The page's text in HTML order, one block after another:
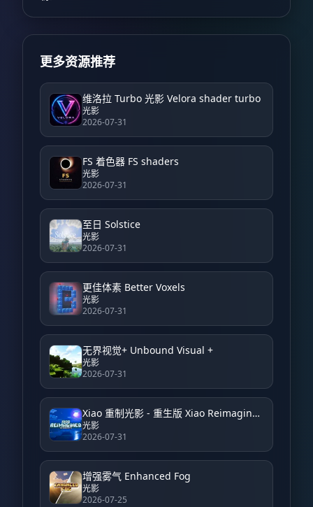
更多资源推荐
维洛拉 Turbo 光影 Velora shader turbo
光影
2026-07-31
FS 着色器 FS shaders
光影
2026-07-31
至日 Solstice
光影
2026-07-31
更佳体素 Better Voxels
光影
2026-07-31
无界视觉+ Unbound Visual +
光影
2026-07-31
Xiao 重制光影 - 重生版 Xiao Reimagined Shader - Reborn
光影
2026-07-31
增强雾气 Enhanced Fog
光影
2026-07-25